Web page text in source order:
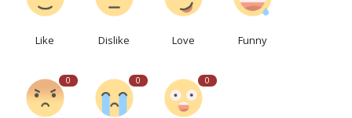
Like Dislike Love Funny
0 0 0